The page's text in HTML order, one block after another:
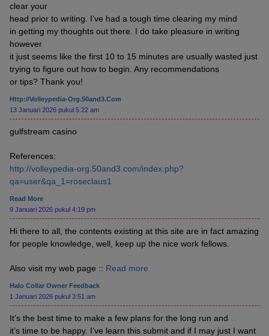
clear your
head prior to writing. I’ve had a tough time clearing my mind
in getting my thoughts out there. I do take pleasure in writing
however
it just seems like the first 10 to 15 minutes are usually wasted just
trying to figure out how to begin. Any recommendations
or tips? Thank you!
Http://volleypedia-Org.50and3.com
13 Januari 2026 pukul 5:22 am
gulfstream casino
References:
http://volleypedia-org.50and3.com/index.php?
qa=user&qa_1=roseclaus1
Read More
9 Januari 2026 pukul 4:19 pm
Hi there to all, the contents existing at this site are in fact amazing
for people knowledge, well, keep up the nice work fellows.
Also visit my web page :: Read more
Halo Collar Owner Feedback
1 Januari 2026 pukul 3:51 am
It’s the best time to make a few plans for the long run and
it’s time to be happy. I’ve learn this submit and if I may just I want